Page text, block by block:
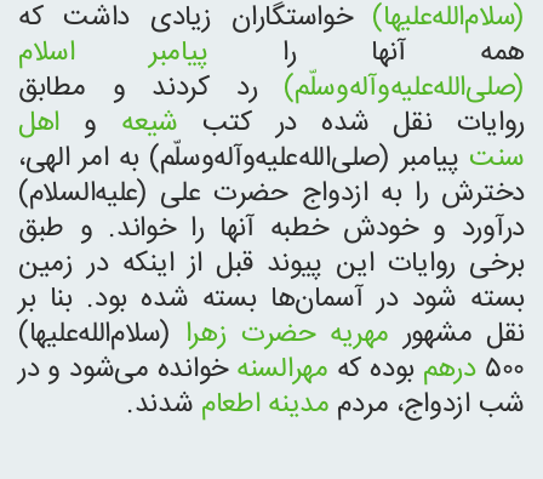
(سلام‌الله‌علیها) خواستگاران زیادی داشت که
همه آنها را پیامبر اسلام
(صلی‌الله‌علیه‌و‌آله‌وسلّم) رد کردند و مطابق
روایات نقل شده در کتب شیعه و اهل
سنت پیامبر (صلی‌الله‌علیه‌و‌آله‌وسلّم) به امر الهی،
دخترش را به ازدواج حضرت علی (علیه‌السلام)
درآورد و خودش خطبه آنها را خواند. و طبق
برخی روایات این پیوند قبل از اینکه در زمین
بسته شود در آسمان‌ها بسته شده بود. بنا بر
نقل مشهور مهریه حضرت زهرا (سلام‌الله‌علیها)
۵۰۰ درهم بوده که مهرالسنهخوانده می‌شود و در
شب ازدواج، مردم مدینه اطعام شدند.